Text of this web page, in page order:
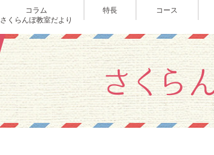
コラム
さくらんぼ教室だより
特長 コース